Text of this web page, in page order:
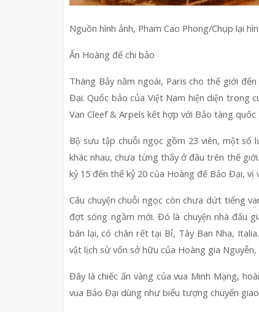
Nguồn hình ảnh, Pham Cao Phong/Chụp lại
Ấn Hoàng đế chi bảo
Tháng Bảy năm ngoái, Paris cho thế giới
Đại. Quốc bảo của Việt Nam hiện diện trong
Van Cleef & Arpels kết hợp với Bảo tàng
Bộ sưu tập chuỗi ngọc gồm 23 viên, một số
khác nhau, chưa từng thấy ở đâu trên thế
kỷ 15 đến thế kỷ 20 của Hoàng đế Bảo Đại, vị
Câu chuyện chuỗi ngọc còn chưa dứt tiếng
đợt sóng ngầm mới. Đó là chuyện nhà đấu
bán lại, có chân rết tại Bỉ, Tây Ban Nha,
vật lịch sử vốn sở hữu của Hoàng gia
Đây là chiếc ấn vàng của vua Minh Mạng,
vua Bảo Đại dùng như biểu tượng chuyển